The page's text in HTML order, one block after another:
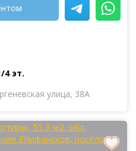
4 эт.
улица, 38А